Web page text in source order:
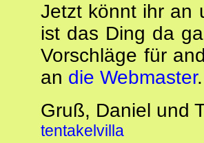
Jetzt könnt ihr an
ist das Ding da
Vorschläge für
an die Webmaster.
Gruß, Daniel und
tentakelvilla